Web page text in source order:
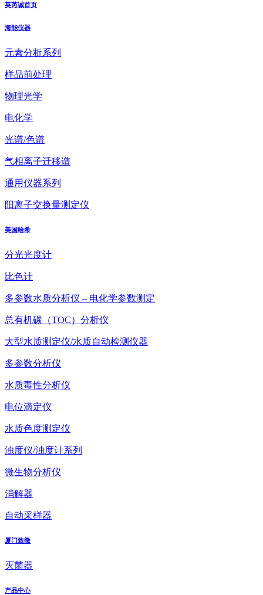
英芮诚首页
海能仪器
元素分析系列
样品前处理
物理光学
电化学
光谱/色谱
气相离子迁移谱
通用仪器系列
阳离子交换量测定仪
美国哈希
分光光度计
比色计
多参数水质分析仪 – 电化学参数测定
总有机碳（TOC）分析仪
大型水质测定仪/水质自动检测仪器
多参数分析仪
水质毒性分析仪
电位滴定仪
水质色度测定仪
浊度仪/浊度计系列
微生物分析仪
消解器
自动采样器
厦门致微
灭菌器
产品中心